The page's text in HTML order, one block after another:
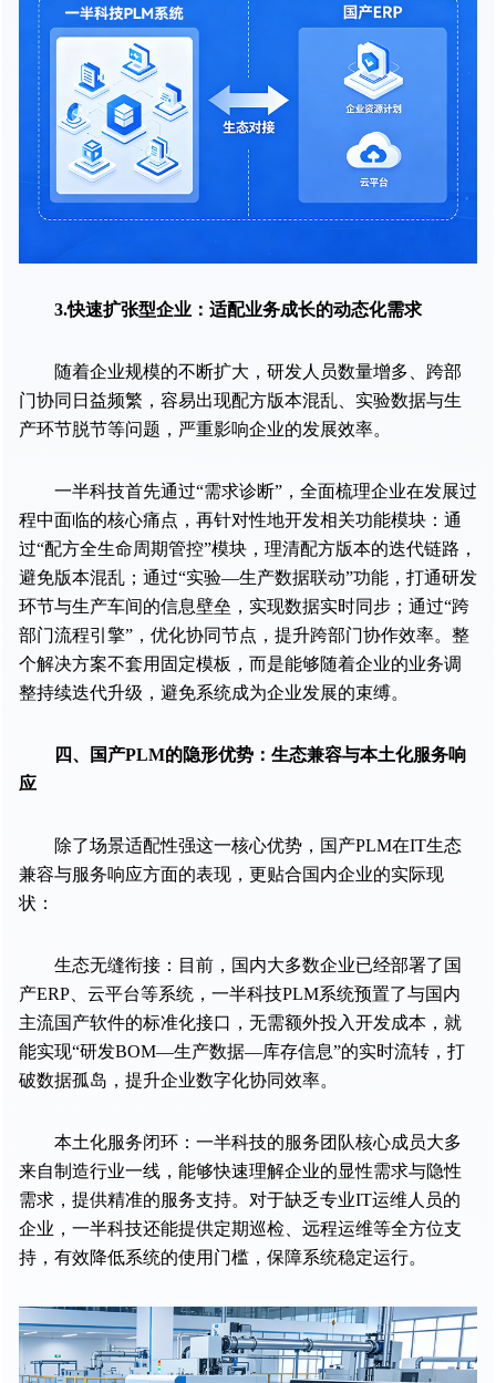
3.快速扩张型企业：适配业务成长的动态化需求
随着企业规模的不断扩大，研发人员数量增多、跨部
门协同日益频繁，容易出现配方版本混乱、实验数据与生
产环节脱节等问题，严重影响企业的发展效率。
一半科技首先通过“需求诊断”，全面梳理企业在发展过
程中面临的核心痛点，再针对性地开发相关功能模块：通
过“配方全生命周期管控”模块，理清配方版本的迭代链路，
避免版本混乱；通过“实验—生产数据联动”功能，打通研发
环节与生产车间的信息壁垒，实现数据实时同步；通过“跨
部门流程引擎”，优化协同节点，提升跨部门协作效率。整
个解决方案不套用固定模板，而是能够随着企业的业务调
整持续迭代升级，避免系统成为企业发展的束缚。
四、国产PLM的隐形优势：生态兼容与本土化服务响
应
除了场景适配性强这一核心优势，国产PLM在IT生态
兼容与服务响应方面的表现，更贴合国内企业的实际现
状：
生态无缝衔接：目前，国内大多数企业已经部署了国
产ERP、云平台等系统，一半科技PLM系统预置了与国内
主流国产软件的标准化接口，无需额外投入开发成本，就
能实现“研发BOM—生产数据—库存信息”的实时流转，打
破数据孤岛，提升企业数字化协同效率。
本土化服务闭环：一半科技的服务团队核心成员大多
来自制造行业一线，能够快速理解企业的显性需求与隐性
需求，提供精准的服务支持。对于缺乏专业IT运维人员的
企业，一半科技还能提供定期巡检、远程运维等全方位支
持，有效降低系统的使用门槛，保障系统稳定运行。